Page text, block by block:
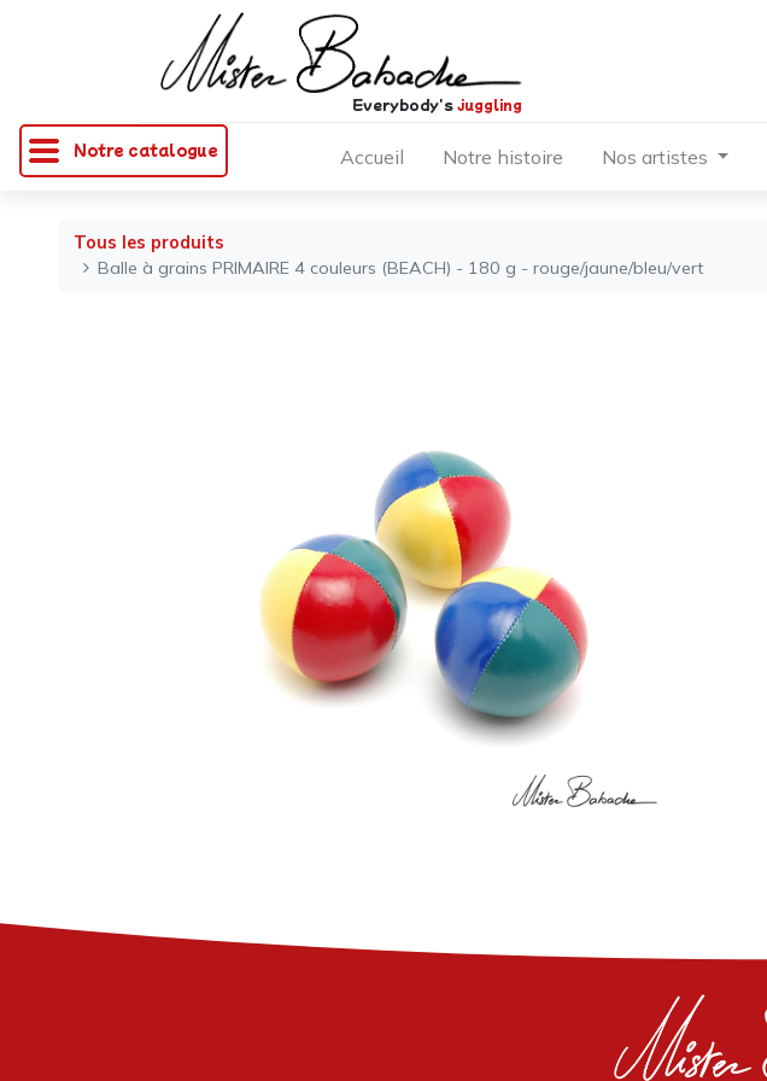
Notre catalogue
Everybody'sjuggling
Accueil Notre histoire Nos artistes
Tous les produits
Balle à grains PRIMAIRE 4 couleurs (BEACH) - 180 g - rouge/jaune/bleu/vert